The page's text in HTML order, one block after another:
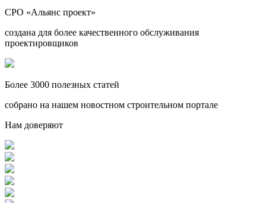
СРО «Альянс проект»
создана для более качественного обслуживания
проектировщиков
Более 3000 полезных статей
собрано на нашем новостном строительном портале
Нам доверяют